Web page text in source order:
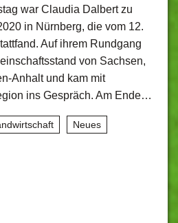
war Claudia Dalbert zu
in Nürnberg, die vom 12.
Auf ihrem Rundgang
von Sachsen,
​Anhalt und kam mit
ins Gespräch. Am Ende…
Neues